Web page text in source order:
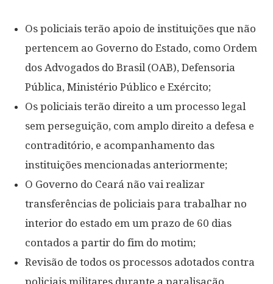
Os policiais terão apoio de instituições que não
pertencem ao Governo do Estado, como Ordem
dos Advogados do Brasil (OAB), Defensoria
Pública, Ministério Público e Exército;
Os policiais terão direito a um processo legal
sem perseguição, com amplo direito a defesa e
contraditório, e acompanhamento das
instituições mencionadas anteriormente;
O Governo do Ceará não vai realizar
transferências de policiais para trabalhar no
interior do estado em um prazo de 60 dias
contados a partir do fim do motim;
Revisão de todos os processos adotados contra
policiais militares durante a paralisação